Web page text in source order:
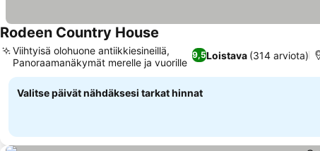
Rodeen Country House
9,5Loistava (314 arviota)
Viihtyisä olohuone antiikkiesineillä,
Panoraamanäkymät merelle ja vuorille
Valitse päivät nähdäksesi tarkat hinnat